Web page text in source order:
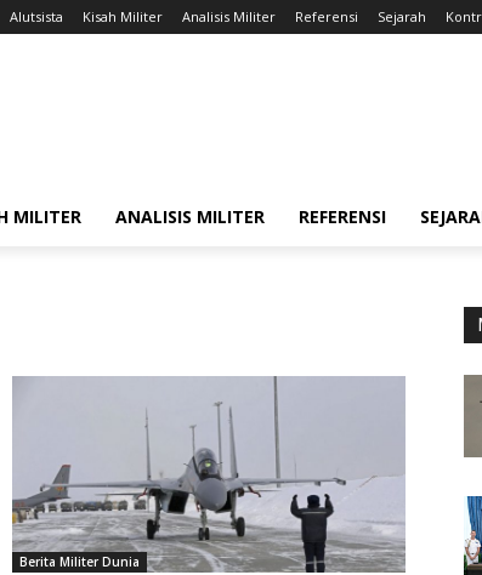
Alutsista Kisah Militer Analisis Militer Referensi Sejarah
MILITER ANALISIS MILITER REFERENSI
Berita Militer Dunia